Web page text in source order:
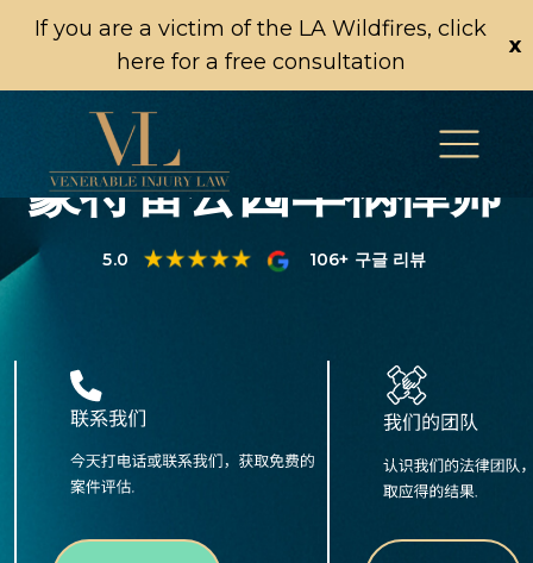
If you are a victim of the LA Wildfires, click
here for a free consultation
x
蒙特雷公园车祸律师
5.0 106+ 구글 리뷰